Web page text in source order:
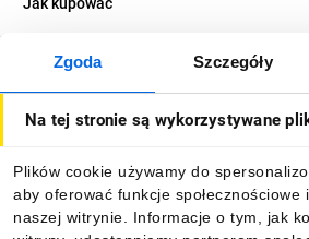
Zgoda Szczegóły
Na tej stronie są wykorzystywane
Plików cookie używamy do
aby oferować funkcje społecznościowe
naszej witrynie. Informacje o tym, jak
O firmie
Informacje